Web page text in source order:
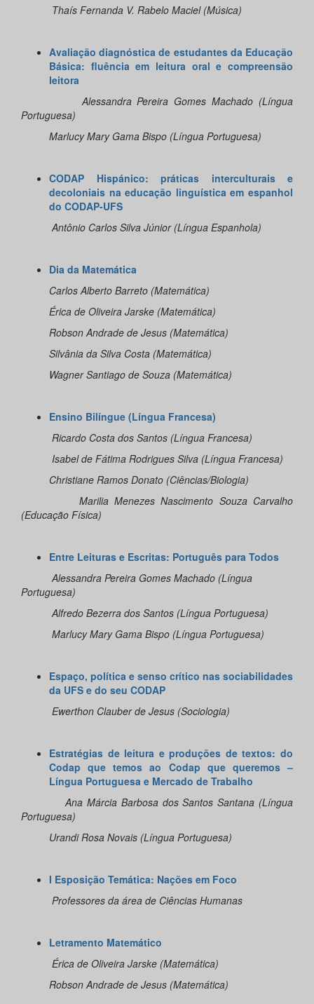
Thaís Fernanda V. Rabelo Maciel (Música)
Avaliação diagnóstica de estudantes da Educação
Básica: fluência em leitura oral e compreensão
leitora
Alessandra Pereira Gomes Machado (Língua
Portuguesa)
Marlucy Mary Gama Bispo (Língua Portuguesa)
CODAP Hispánico: práticas interculturais e
decoloniais na educação linguística em espanhol
do CODAP-UFS
Antônio Carlos Silva Júnior (Língua Espanhola)
Dia da Matemática
Carlos Alberto Barreto (Matemática)
Érica de Oliveira Jarske (Matemática)
Robson Andrade de Jesus (Matemática)
Silvânia da Silva Costa (Matemática)
Wagner Santiago de Souza (Matemática)
Ensino Bilíngue (Língua Francesa)
Ricardo Costa dos Santos (Língua Francesa)
Isabel de Fátima Rodrigues Silva (Língua Francesa)
Christiane Ramos Donato (Ciências/Biologia)
Marilia Menezes Nascimento Souza Carvalho
(Educação Física)
Entre Leituras e Escritas: Português para Todos
Alessandra Pereira Gomes Machado (Língua
Portuguesa)
Alfredo Bezerra dos Santos (Língua Portuguesa)
Marlucy Mary Gama Bispo (Língua Portuguesa)
Espaço, política e senso crítico nas sociabilidades
da UFS e do seu CODAP
Ewerthon Clauber de Jesus (Sociologia)
Estratégias de leitura e produções de textos: do
Codap que temos ao Codap que queremos –
Língua Portuguesa e Mercado de Trabalho
Ana Márcia Barbosa dos Santos Santana (Língua
Portuguesa)
Urandi Rosa Novais (Língua Portuguesa)
I Esposição Temática: Nações em Foco
Professores da área de Ciências Humanas
Letramento Matemático
Érica de Oliveira Jarske (Matemática)
Robson Andrade de Jesus (Matemática)